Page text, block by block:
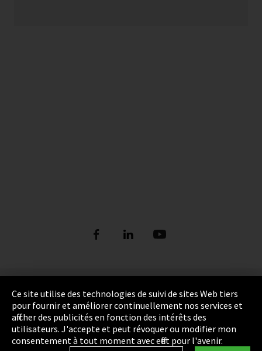
Empreinte
Politique de confidentialité
Cookie Settings
Ce site utilise des technologies de suivi de sites Web tiers
pour fournir et améliorer continuellement nos services et
afficher des publicités en fonction des intérêts des
utilisateurs. J'accepte et peut révoquer ou modifier mon
consentement à tout moment avec effet pour l'avenir.